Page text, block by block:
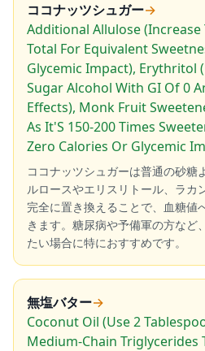
ココナッツシュガー→
Additional Allulose (Increase
Total For Equivalent
Glycemic Impact), Erythritol
Sugar Alcohol With GI Of 0
Effects), Monk Fruit
As It'S 150-200 Times
Zero Calories Or Glycemic
ココナッツシュガーは普通の砂糖
ルロースやエリスリトール、ラカ
完全に置き換えることで、血糖値
きます。糖尿病や予備軍の方など
たい場合に特におすすめです。
無塩バター→
Coconut Oil (Use 2
Medium-Chain Triglycerides